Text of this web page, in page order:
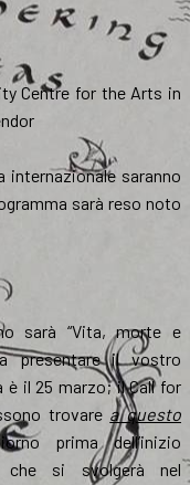
Centre for the Arts in
saranno
sarà reso noto
sarà “Vita, morte e
presentare il vostro
è il 25 marzo; il Call for
trovare a questo
prima dell’inizio
che si svolgerà nel